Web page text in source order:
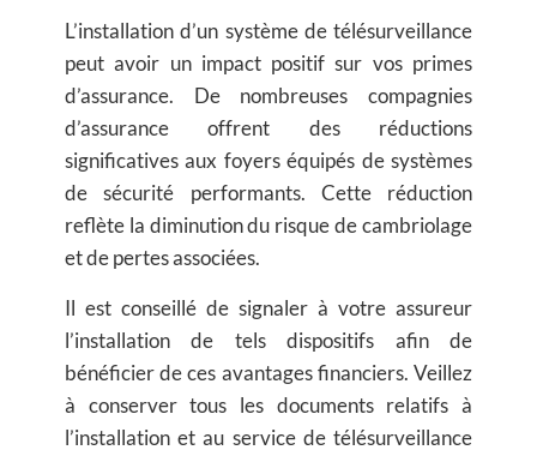
L’installation d’un système de télésurveillance
peut avoir un impact positif sur vos primes
d’assurance. De nombreuses compagnies
d’assurance offrent des réductions
significatives aux foyers équipés de systèmes
de sécurité performants. Cette réduction
reflète la diminution du risque de cambriolage
et de pertes associées.
Il est conseillé de signaler à votre assureur
l’installation de tels dispositifs afin de
bénéficier de ces avantages financiers. Veillez
à conserver tous les documents relatifs à
l’installation et au service de télésurveillance